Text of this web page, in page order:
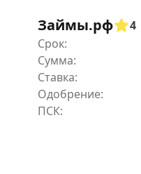
Займы.рф
4
Срок:
Сумма:
Ставка:
Одобрение: